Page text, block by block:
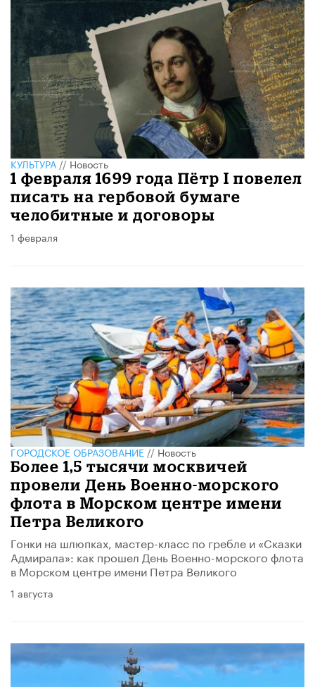
КУЛЬТУРА//Новость
1 февраля 1699 года Пётр I повелел
писать на гербовой бумаге
челобитные и договоры
1 февраля
ГОРОДСКОЕ ОБРАЗОВАНИЕ//Новость
Более 1,5 тысячи москвичей
провели День Военно-морского
флота в Морском центре имени
Петра Великого
Гонки на шлюпках, мастер-класс по гребле и «Сказки
Адмирала»: как прошел День Военно-морского флота
в Морском центре имени Петра Великого
1 августа